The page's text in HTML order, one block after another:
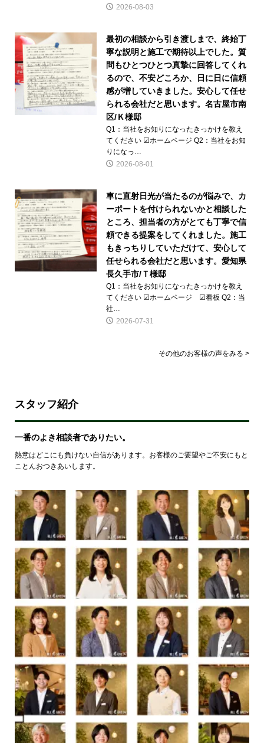
2026-08-03
最初の相談から引き渡しまで、終始丁
寧な説明と施工で期待以上でした。質
問もひとつひとつ真摯に回答してくれ
るので、不安どころか、日に日に信頼
感が増していきました。安心して任せ
られる会社だと思います。名古屋市南
区/Ｋ様邸
Q1：当社をお知りになったきっかけを教え
てください ☑ホームページ Q2：当社をお知
りになっ…
2026-08-01
車に直射日光が当たるのが悩みで、カ
ーポートを付けられないかと相談した
ところ、担当者の方がとても丁寧で信
頼できる提案をしてくれました。施工
もきっちりしていただけて、安心して
任せられる会社だと思います。愛知県
長久手市/Ｔ様邸
Q1：当社をお知りになったきっかけを教え
てください ☑ホームページ ☑看板 Q2：当
社…
2026-07-31
その他のお客様の声をみる >
スタッフ紹介
一番のよき相談者でありたい。
熱意はどこにも負けない自信があります。お客様のご要望やご不安にもと
ことんおつきあいします。